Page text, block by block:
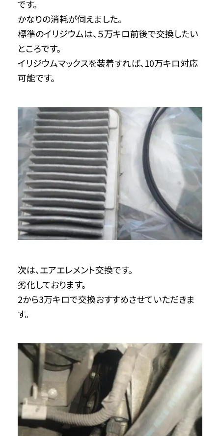
です。
かなりの消耗が伺えました。
標準のイリジウムは、５万キロ前後で交換したい
ところです。
イリジウムマックスを装着すれば、10万キロ対応
可能です。
次は、エアエレメント交換です。
劣化しております。
2から3万キロで交換おすすめさせていただきま
す。